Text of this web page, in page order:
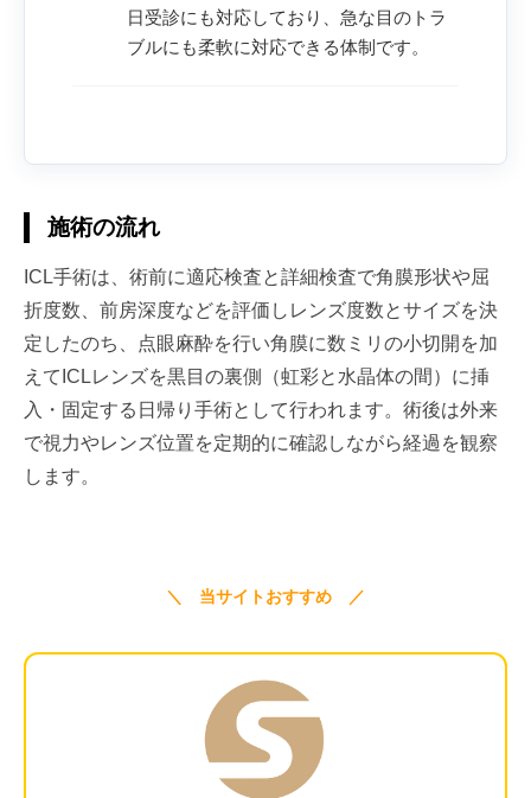
日受診にも対応しており、急な目のトラ
ブルにも柔軟に対応できる体制です。
施術の流れ
ICL手術は、術前に適応検査と詳細検査で角膜形状や屈
折度数、前房深度などを評価しレンズ度数とサイズを決
定したのち、点眼麻酔を行い角膜に数ミリの小切開を加
えてICLレンズを黒目の裏側（虹彩と水晶体の間）に挿
入・固定する日帰り手術として行われます。術後は外来
で視力やレンズ位置を定期的に確認しながら経過を観察
します。
＼ 当サイトおすすめ ／